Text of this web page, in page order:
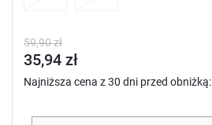
59,90 zł
35,94 zł
Najniższa cena z 30 dni przed obniżką: